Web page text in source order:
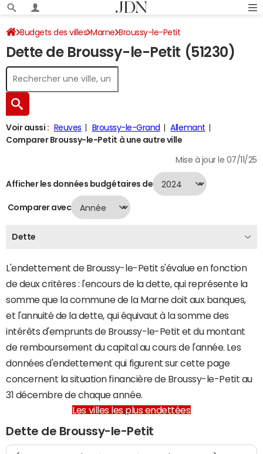
Budgets des villes Marne Broussy-le-Petit
Dette au 31/12/2024
Dette de Broussy-le-Petit (51230)
Voir aussi : Reuves Broussy-le-Grand
Allemant
Comparer Broussy-le-Petit à une autre ville
Mise à jour le 07/11/25
Afficher les données budgétaires de
Comparer avec
Dette
L'endettement de Broussy-le-Petit s'évalue en fonction
de deux critères : l'encours de la dette, qui représente la
somme que la commune de la Marne doit aux banques,
et l'annuité de la dette, qui équivaut à la somme des
intérêts d'emprunts de Broussy-le-Petit et du montant
de remboursement du capital au cours de l'année. Les
données d'endettement qui figurent sur cette page
concernent la situation financière de Broussy-le-Petit au
31 décembre de chaque année.
Les villes les plus endettées
Dette de Broussy-le-Petit